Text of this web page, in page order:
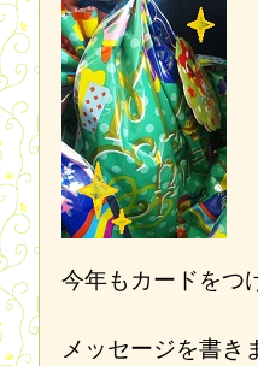
今年もカードをつ
メッセージを書き